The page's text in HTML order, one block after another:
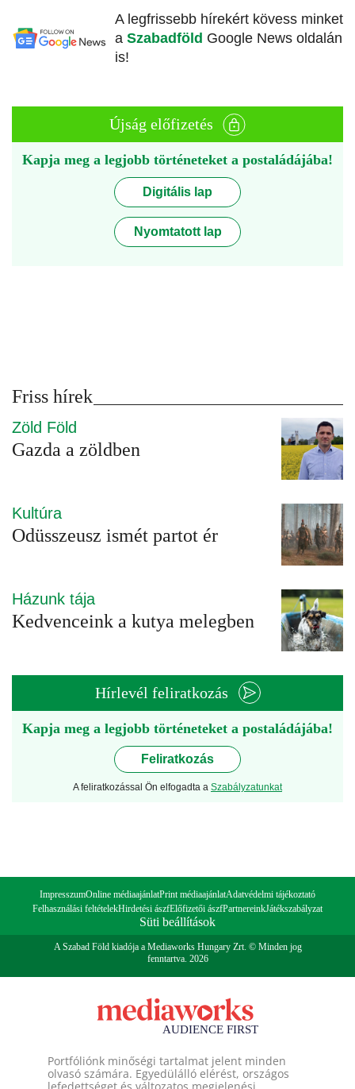
A legfrissebb hírekért kövess minket
a Szabadföld Google News oldalán
is!
Újság előfizetés
Kapja meg a legjobb történeteket a postaládájába!
Digitális lap
Nyomtatott lap
Friss hírek
Zöld Föld
Gazda a zöldben
Kultúra
Odüsszeusz ismét partot ér
Házunk tája
Kedvenceink a kutya melegben
Hírlevél feliratkozás
Kapja meg a legjobb történeteket a postaládájába!
Feliratkozás
A feliratkozással Ön elfogadta a Szabályzatunkat
ImpresszumOnline médiaajánlatPrint médiaajánlatAdatvédelmi tájékoztató
Felhasználási feltételekHirdetési ászfElőfizetői ászfPartnereinkJátékszabályzat
Süti beállítások
A Szabad Föld kiadója a Mediaworks Hungary Zrt. © Minden jog
fenntartva. 2026
Portfóliónk minőségi tartalmat jelent minden
olvasó számára. Egyedülálló elérést, országos